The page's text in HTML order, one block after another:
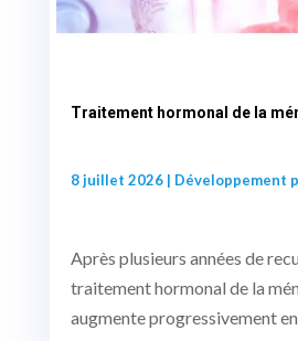
Traitement hormonal de la
8 juillet 2026| Développement
Après plusieurs années de
traitement hormonal de la
augmente progressivement